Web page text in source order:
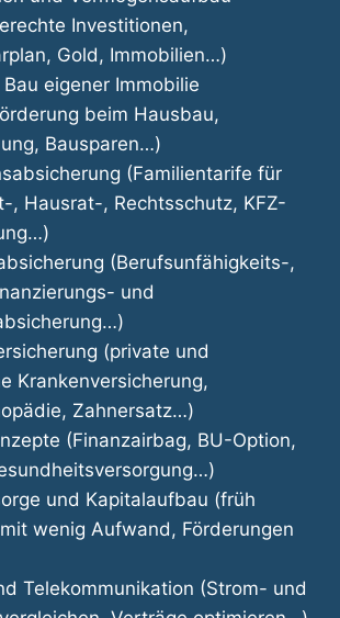
Investitionen,
Gold, Immobilien…)
eigener Immobilie
beim Hausbau,
Bausparen…)
(Familientarife für
, Hausrat-, Rechtsschutz, KFZ-
(Berufsunfähigkeits-,
und
(private und
Krankenversicherung,
Zahnersatz…)
(Finanzairbag, BU-Option,
und Kapitalaufbau (früh
wenig Aufwand, Förderungen
Telekommunikation (Strom- und